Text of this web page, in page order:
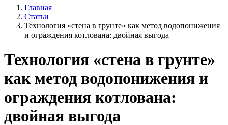
Главная
Статьи
Технология «стена в грунте» как метод водопонижения
и ограждения котлована: двойная выгода
Технология «стена в грунте»
как метод водопонижения и
ограждения котлована:
двойная выгода